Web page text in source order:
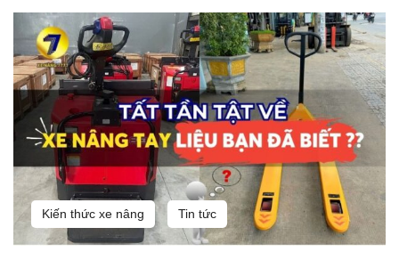
Kiến thức xe nâng Tin tức